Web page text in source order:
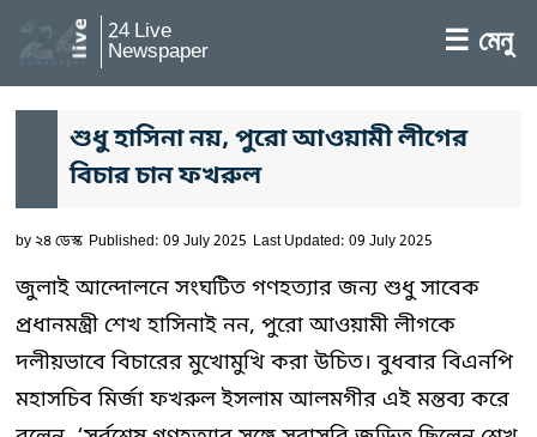
24 Live
Newspaper ☰ মেনু
শুধু হাসিনা নয়, পুরো আওয়ামী লীগের
বিচার চান ফখরুল
by২৪ ডেস্ক Published: 09 July 2025 Last Updated: 09 July 2025
জুলাই আন্দোলনে সংঘটিত গণহত্যার জন্য শুধু সাবেক
প্রধানমন্ত্রী শেখ হাসিনাই নন, পুরো আওয়ামী লীগকে
দলীয়ভাবে বিচারের মুখোমুখি করা উচিত। বুধবার বিএনপি
মহাসচিব মির্জা ফখরুল ইসলাম আলমগীর এই মন্তব্য করে